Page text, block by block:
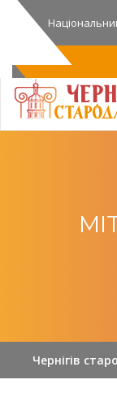
Чернігів